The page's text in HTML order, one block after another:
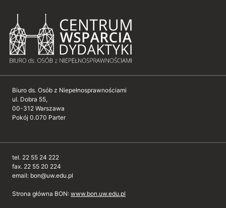
Biuro ds. Osób z Niepełnosprawnościami
ul. Dobra 55,
00-312 Warszawa
Pokój 0.070 Parter
tel. 22 55 24 222
fax. 22 55 20 224
email: bon@uw.edu.pl
Strona główna BON: www.bon.uw.edu.pl